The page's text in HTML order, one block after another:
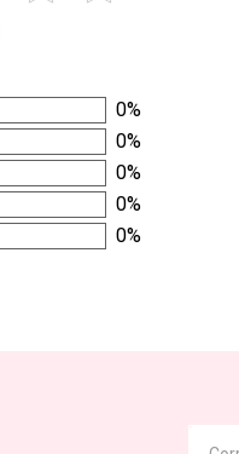
0%
0%
0%
0%
0%